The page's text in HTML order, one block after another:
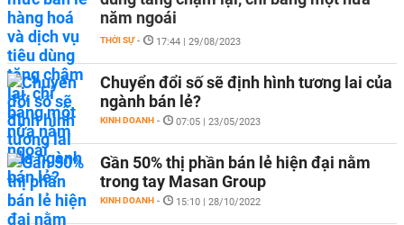
năm ngoái
THỜI SỰ - 17:44 | 29/08/2023
Chuyển đổi số sẽ định hình tương lai của
ngành bán lẻ?
KINH DOANH - 07:05 | 23/05/2023
Gần 50% thị phần bán lẻ hiện đại nằm
trong tay Masan Group
KINH DOANH - 15:10 | 28/10/2022